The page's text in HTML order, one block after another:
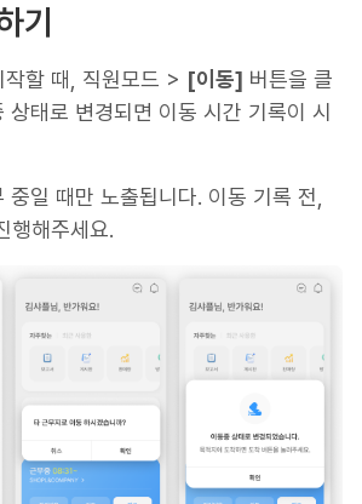
기
할 때, 직원모드 > [이동] 버튼을 클
상태로 변경되면 이동 시간 기록이 시
중일 때만 노출됩니다. 이동 기록 전,
행해주세요.